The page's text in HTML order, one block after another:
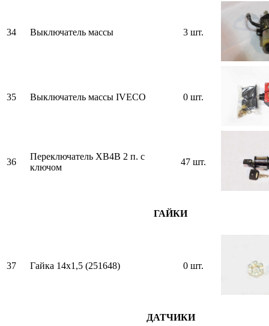
34 Выключатель массы 3 шт.
35 Выключатель массы IVECO 0 шт.
36
Переключатель ХВ4В 2 п. с
ключом
47 шт.
ГАЙКИ
37 Гайка 14х1,5 (251648) 0 шт.
ДАТЧИКИ